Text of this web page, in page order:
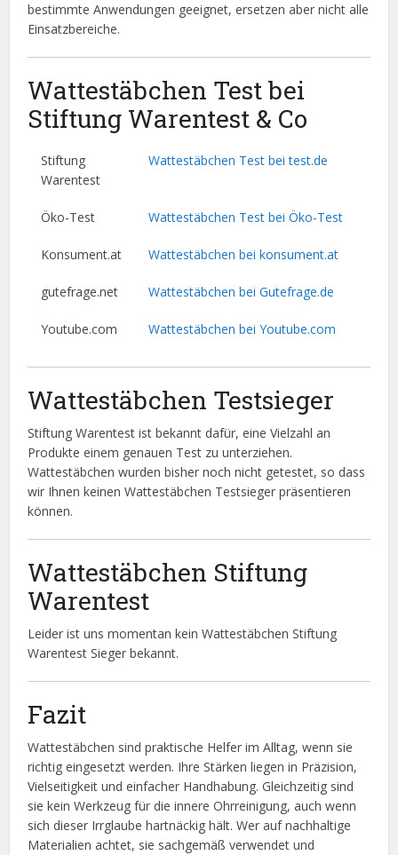
bestimmte Anwendungen geeignet, ersetzen aber nicht alle
Einsatzbereiche.
Wattestäbchen Test bei
Stiftung Warentest & Co
Stiftung
Warentest
Wattestäbchen Test bei test.de
Öko-Test Wattestäbchen Test bei Öko-Test
Konsument.at Wattestäbchen bei konsument.at
gutefrage.net Wattestäbchen bei Gutefrage.de
Youtube.com Wattestäbchen bei Youtube.com
Wattestäbchen Testsieger
Stiftung Warentest ist bekannt dafür, eine Vielzahl an
Produkte einem genauen Test zu unterziehen.
Wattestäbchen wurden bisher noch nicht getestet, so dass
wir Ihnen keinen Wattestäbchen Testsieger präsentieren
können.
Wattestäbchen Stiftung
Warentest
Leider ist uns momentan kein Wattestäbchen Stiftung
Warentest Sieger bekannt.
Fazit
Wattestäbchen sind praktische Helfer im Alltag, wenn sie
richtig eingesetzt werden. Ihre Stärken liegen in Präzision,
Vielseitigkeit und einfacher Handhabung. Gleichzeitig sind
sie kein Werkzeug für die innere Ohrreinigung, auch wenn
sich dieser Irrglaube hartnäckig hält. Wer auf nachhaltige
Materialien achtet, sie sachgemäß verwendet und